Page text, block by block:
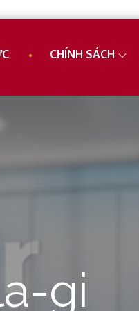
CHÍNH SÁCH
gi